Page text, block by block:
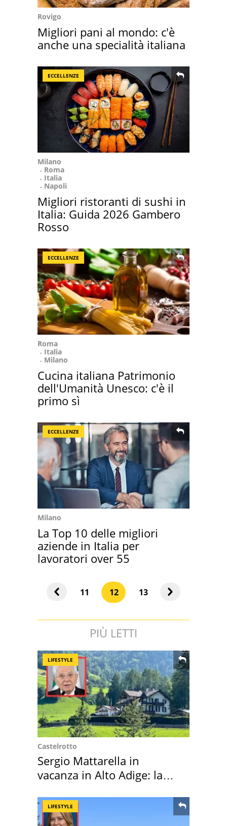
Rovigo
Migliori pani al mondo: c'è
anche una specialità italiana
ECCELLENZE
Milano
Roma
Italia
Napoli
Migliori ristoranti di sushi in
Italia: Guida 2026 Gambero
Rosso
ECCELLENZE
Roma
Italia
Milano
Cucina italiana Patrimonio
dell'Umanità Unesco: c'è il
primo sì
ECCELLENZE
Milano
La Top 10 delle migliori
aziende in Italia per
lavoratori over 55
11 12 13
PIÙ LETTI
LIFESTYLE
Castelrotto
Sergio Mattarella in
vacanza in Alto Adige: la
LIFESTYLE